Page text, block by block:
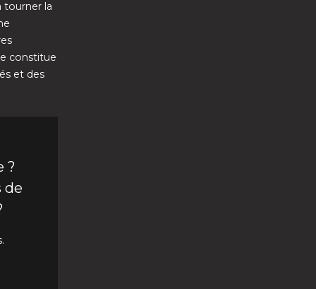
tourner la
constitue
et des
?
de